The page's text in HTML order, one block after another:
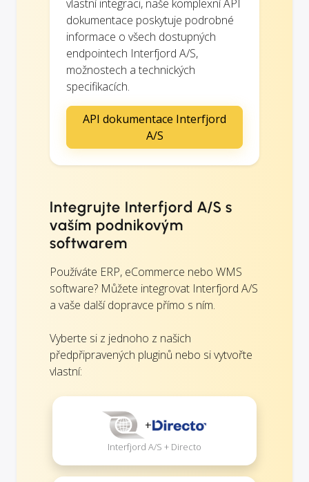
vlastní integraci, naše komplexní API
dokumentace poskytuje podrobné
informace o všech dostupných
endpointech Interfjord A/S,
možnostech a technických
specifikacích.
API dokumentace Interfjord
A/S
Integrujte Interfjord A/S s
vaším podnikovým
softwarem
Používáte ERP, eCommerce nebo WMS
software? Můžete integrovat Interfjord A/S
a vaše další dopravce přímo s ním.
Vyberte si z jednoho z našich
předpřipravených pluginů nebo si vytvořte
vlastní:
+
Interfjord A/S + Directo